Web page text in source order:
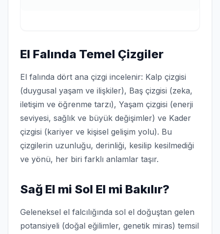
El Falında Temel Çizgiler
El falında dört ana çizgi incelenir: Kalp çizgisi
(duygusal yaşam ve ilişkiler), Baş çizgisi (zeka,
iletişim ve öğrenme tarzı), Yaşam çizgisi (enerji
seviyesi, sağlık ve büyük değişimler) ve Kader
çizgisi (kariyer ve kişisel gelişim yolu). Bu
çizgilerin uzunluğu, derinliği, kesilip kesilmediği
ve yönü, her biri farklı anlamlar taşır.
Sağ El mi Sol El mi Bakılır?
Geleneksel el falcılığında sol el doğuştan gelen
potansiyeli (doğal eğilimler, genetik miras) temsil